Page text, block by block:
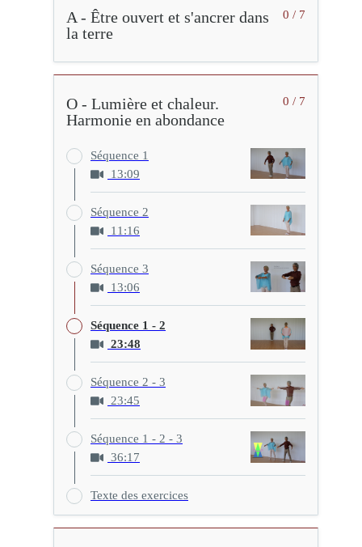
0 / 7
A - Être ouvert et s'ancrer dans
la terre
0 / 7
O - Lumière et chaleur.
Harmonie en abondance
Séquence 1
13:09
Séquence 2
11:16
Séquence 3
13:06
Séquence 1 - 2
23:48
Séquence 2 - 3
23:45
Séquence 1 - 2 - 3
36:17
Texte des exercices